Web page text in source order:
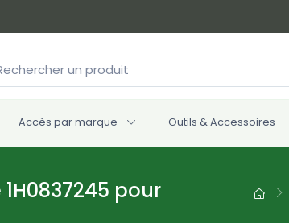
Accès par marque Outils & Accessoires
pour